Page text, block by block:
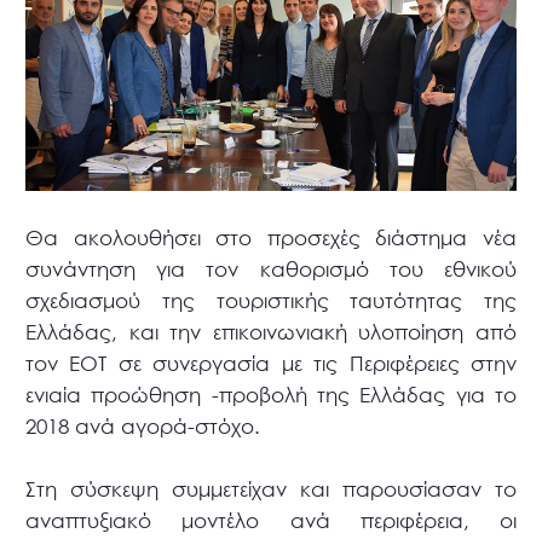
Θα ακολουθήσει στο προσεχές διάστημα νέα
συνάντηση για τον καθορισμό του εθνικού
σχεδιασμού της τουριστικής ταυτότητας της
Ελλάδας, και την επικοινωνιακή υλοποίηση από
τον ΕΟΤ σε συνεργασία με τις Περιφέρειες στην
ενιαία προώθηση -προβολή της Ελλάδας για το
2018 ανά αγορά-στόχο.
Στη σύσκεψη συμμετείχαν και παρουσίασαν το
αναπτυξιακό μοντέλο ανά περιφέρεια, οι